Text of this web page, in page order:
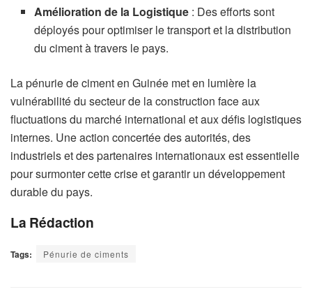
Amélioration de la Logistique : Des efforts sont
déployés pour optimiser le transport et la distribution
du ciment à travers le pays.
La pénurie de ciment en Guinée met en lumière la
vulnérabilité du secteur de la construction face aux
fluctuations du marché international et aux défis logistiques
internes. Une action concertée des autorités, des
industriels et des partenaires internationaux est essentielle
pour surmonter cette crise et garantir un développement
durable du pays.
La Rédaction
Tags: Pénurie de ciments